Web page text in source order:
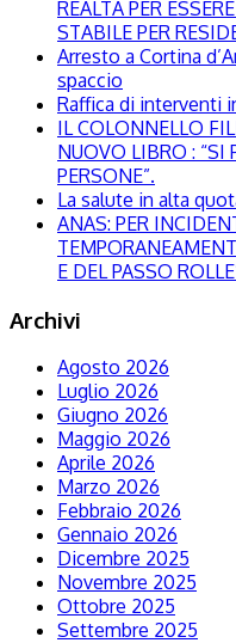
REALTÀ PER
STABILE PER
Arresto a Cortina
spaccio
Raffica di interventi
IL COLONNELLO
NUOVO LIBRO : “SI
PERSONE”.
La salute in alta
ANAS: PER
E DEL PASSO
Archivi
Agosto 2026
Luglio 2026
Giugno 2026
Maggio 2026
Aprile 2026
Marzo 2026
Febbraio 2026
Gennaio 2026
Dicembre 2025
Novembre 2025
Ottobre 2025
Settembre 2025